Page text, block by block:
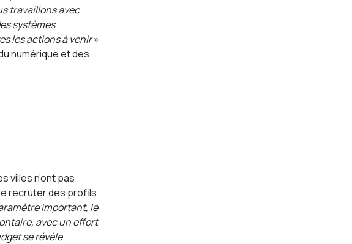
travaillons avec
systèmes
les actions à venir»
numérique et des
villes n’ont pas
recruter des profils
important, le
avec un effort
se révèle